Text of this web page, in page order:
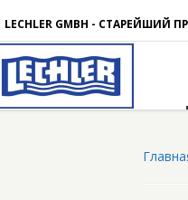
LECHLER GMBH -